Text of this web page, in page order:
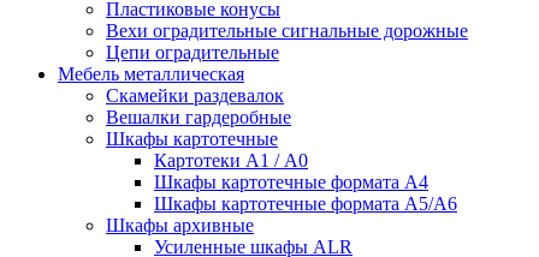
Пластиковые конусы
Вехи оградительные сигнальные дорожные
Цепи оградительные
Мебель металлическая
Скамейки раздевалок
Вешалки гардеробные
Шкафы картотечные
Картотеки А1 / А0
Шкафы картотечные формата А4
Шкафы картотечные формата А5/А6
Шкафы архивные
Усиленные шкафы ALR